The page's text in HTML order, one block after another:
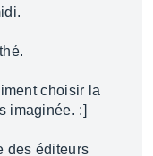
choisir la
imaginée. :]
des éditeurs